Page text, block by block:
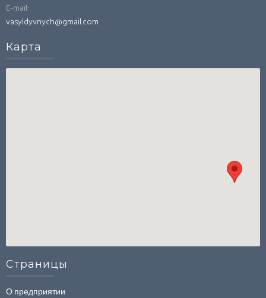
E-mail:
vasyldyvnych@gmail.com
Картa
Страницы
О предприятии